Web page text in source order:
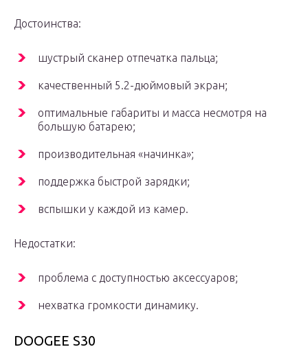
Достоинства:
шустрый сканер отпечатка пальца;
качественный 5.2-дюймовый экран;
оптимальные габариты и масса несмотря на
большую батарею;
производительная «начинка»;
поддержка быстрой зарядки;
вспышки у каждой из камер.
Недостатки:
проблема с доступностью аксессуаров;
нехватка громкости динамику.
DOOGEE S30